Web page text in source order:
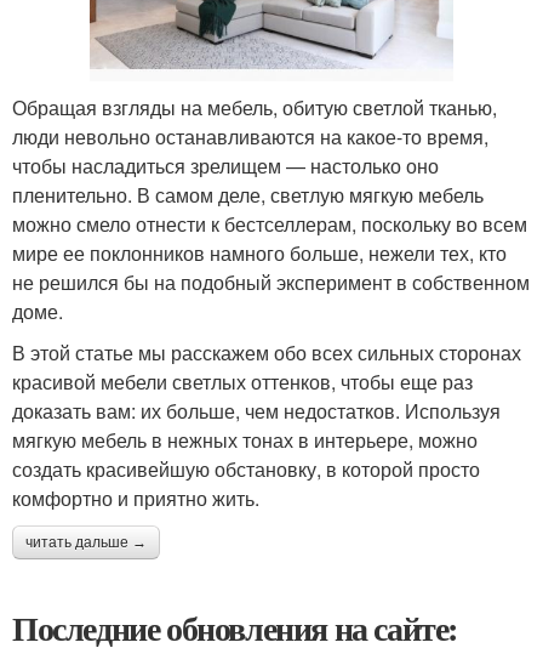
Обращая взгляды на мебель, обитую светлой тканью,
люди невольно останавливаются на какое-то время,
чтобы насладиться зрелищем — настолько оно
пленительно. В самом деле, светлую мягкую мебель
можно смело отнести к бестселлерам, поскольку во всем
мире ее поклонников намного больше, нежели тех, кто
не решился бы на подобный эксперимент в собственном
доме.
В этой статье мы расскажем обо всех сильных сторонах
красивой мебели светлых оттенков, чтобы еще раз
доказать вам: их больше, чем недостатков. Используя
мягкую мебель в нежных тонах в интерьере, можно
создать красивейшую обстановку, в которой просто
комфортно и приятно жить.
читать дальше →
Последние обновления на сайте: